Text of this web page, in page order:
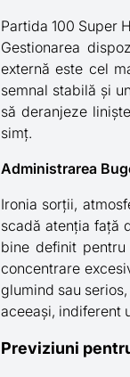
Partida 100 Super
Gestionarea
externă este cel
semnal stabilă și
să deranjeze
simț.
Administrarea
Ironia sorții,
scadă atenția față
bine definit
concentrare
glumind sau
aceeași, indiferent
Previziuni